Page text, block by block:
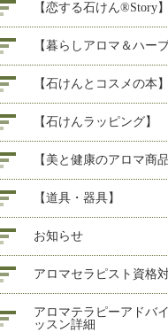
【恋する石けん®Story】
【暮らしアロマ＆ハー
【石けんとコスメの本】
【石けんラッピング】
【美と健康のアロマ商品
【道具・器具】
お知らせ
アロマセラピスト資格
アロマテラピーアドバ
ッスン詳細